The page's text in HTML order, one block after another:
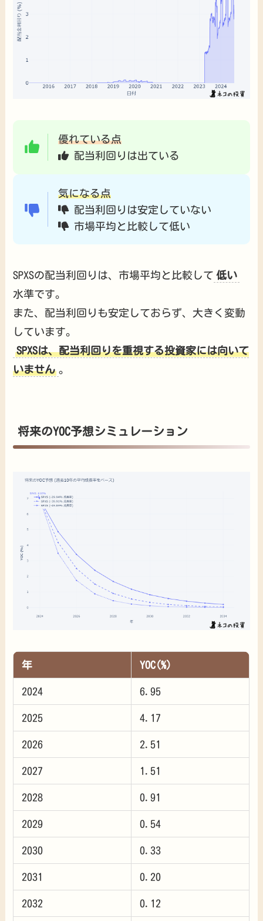
優れている点
配当利回りは出ている
気になる点
配当利回りは安定していない
市場平均と比較して低い
SPXSの配当利回りは、市場平均と比較して 低い
水準です。
また、配当利回りも安定しておらず、大きく変動
しています。
SPXSは、配当利回りを重視する投資家には向いて
いません 。
将来のYOC予想シミュレーション
年 YOC(%)
2024 6.95
2025 4.17
2026 2.51
2027 1.51
2028 0.91
2029 0.54
2030 0.33
2031 0.20
2032 0.12